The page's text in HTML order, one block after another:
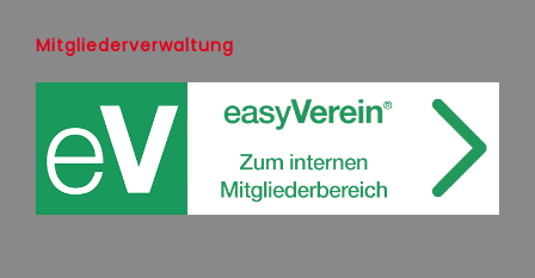
Mitgliederverwaltung